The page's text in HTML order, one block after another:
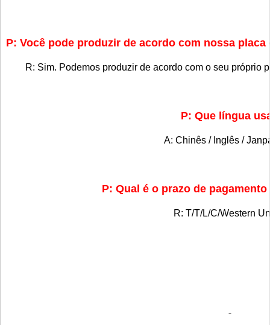
P: Você pode produzir de acordo com nossa
R: Sim. Podemos produzir de acordo com o seu próprio
P: Que língua
A: Chinês / Inglês /
P: Qual é o prazo de
R: T/T/L/C/Western